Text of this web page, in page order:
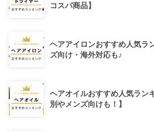
コスパ商品】
ヘアアイロンおすすめ人気ラ
ズ向け・海外対応も♪
ヘアオイルおすすめ人気ラン
別やメンズ向けも！】